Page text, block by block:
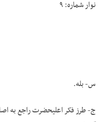
نوار شماره: ۹
س- بله.
ج- طرز فکر اعلیحضرت راجع به